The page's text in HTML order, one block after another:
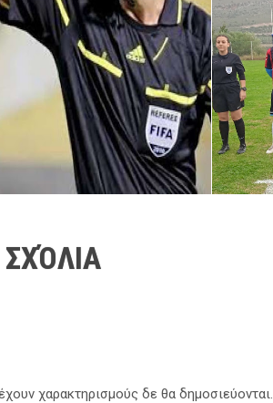
χαρακτηρισμούς δε θα δημοσιεύονται.